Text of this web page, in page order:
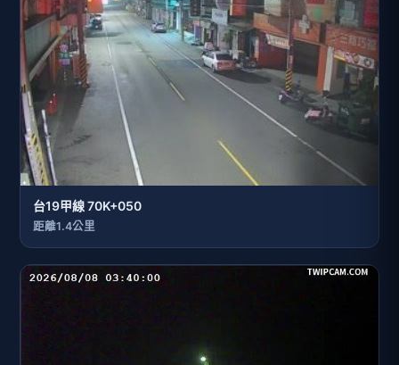
台19甲線 70K+050
距離1.4公里